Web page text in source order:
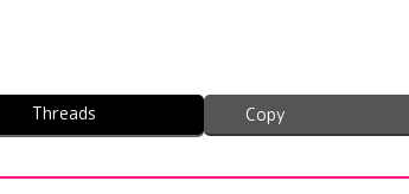
Threads Copy